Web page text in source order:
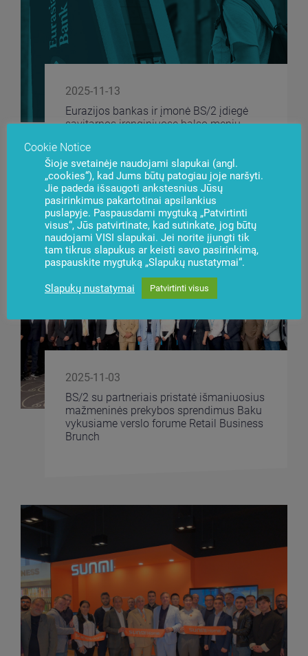
2025-11-13
Eurazijos bankas ir įmonė BS/2 įdiegė
savitarnos įrenginiuose balso meniu
2025-11-03
BS/2 su partneriais pristatė išmaniuosius
mažmeninės prekybos sprendimus Baku
vykusiame verslo forume Retail Business
Brunch
Cookie Notice
Šioje svetainėje naudojami slapukai (angl.
„cookies“), kad Jums būtų patogiau joje naršyti.
Jie padeda išsaugoti ankstesnius Jūsų
pasirinkimus pakartotinai apsilankius
puslapyje. Paspausdami mygtuką „Patvirtinti
visus“, Jūs patvirtinate, kad sutinkate, jog būtų
naudojami VISI slapukai. Jei norite įjungti tik
tam tikrus slapukus ar keisti savo pasirinkimą,
paspauskite mygtuką „Slapukų nustatymai“.
Slapukų nustatymai Patvirtinti visus